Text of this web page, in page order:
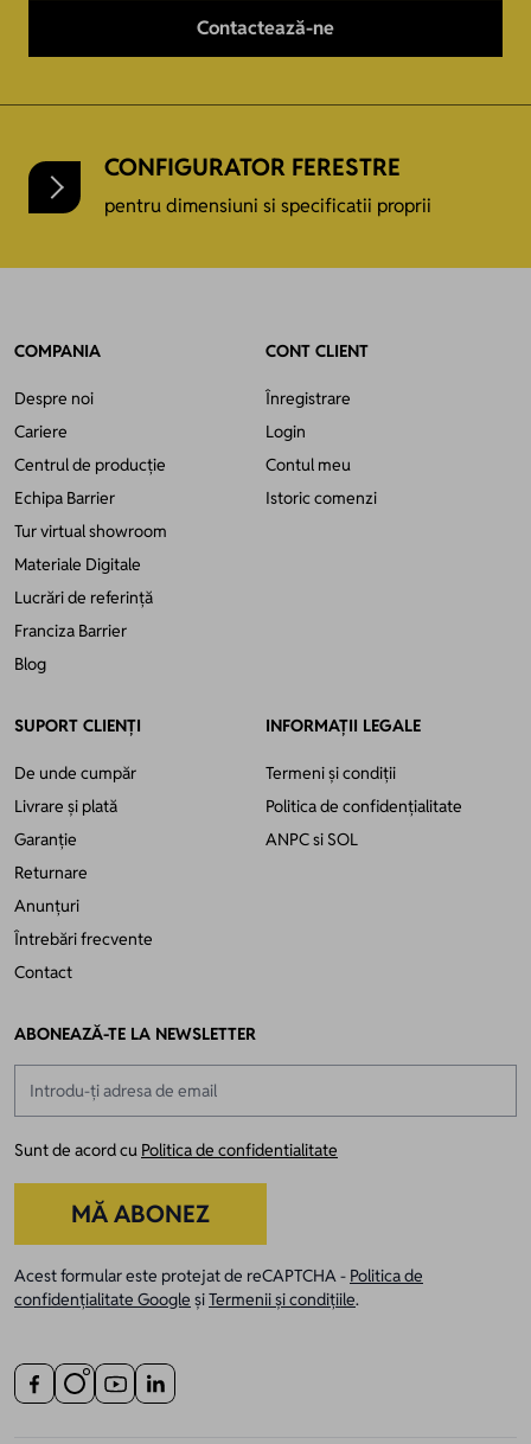
Contactează-ne
CONFIGURATOR FERESTRE
pentru dimensiuni si specificatii proprii
COMPANIA
Despre noi
Cariere
Centrul de producție
Echipa Barrier
Tur virtual showroom
Materiale Digitale
Lucrări de referință
Franciza Barrier
Blog
CONT CLIENT
Înregistrare
Login
Contul meu
Istoric comenzi
SUPORT CLIENȚI
De unde cumpăr
Livrare și plată
Garanție
Returnare
Anunțuri
Întrebări frecvente
Contact
INFORMAȚII LEGALE
Termeni și condiții
Politica de confidențialitate
ANPCsi SOL
ABONEAZĂ-TE LA NEWSLETTER
Sunt de acord cu Politica de confidentialitate
MĂ ABONEZ
Acest formular este protejat de reCAPTCHA - Politica de
confidențialitate Google șiTermenii și condițiile.